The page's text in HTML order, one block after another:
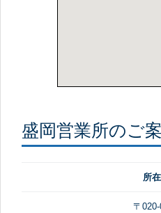
盛岡営業所のご
所
〒